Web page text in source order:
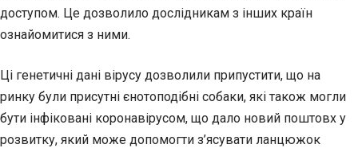
доступом. Це дозволило дослідникам з інших країн
ознайомитися з ними.
Ці генетичні дані вірусу дозволили припустити, що на
ринку були присутні єнотоподібні собаки, які також могли
бути інфіковані коронавірусом, що дало новий поштовх у
розвитку, який може допомогти з’ясувати ланцюжок